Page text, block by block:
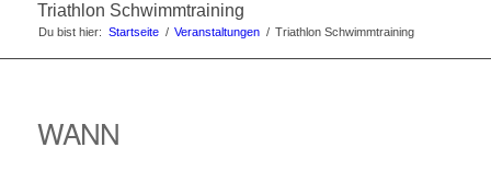
Triathlon Schwimmtraining
Du bist hier: Startseite / Veranstaltungen / Triathlon Schwimmtraining
WANN